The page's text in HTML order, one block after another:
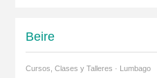
Beire
Cursos, Clases y Talleres · Lumbago